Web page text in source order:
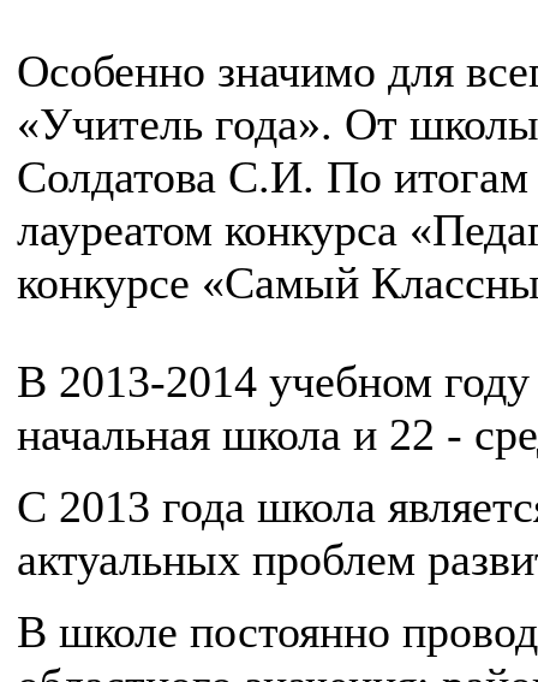
Особенно значимо для
«Учитель года». От
Солдатова С.И. По итогам
лауреатом конкурса «
конкурсе «Самый
В 2013-2014 учебном
начальная школа и 22 -
С 2013 года школа
актуальных проблем
В школе постоянно